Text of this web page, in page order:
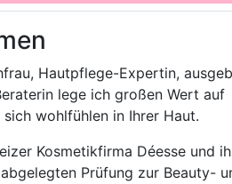
Hautpflege-Expertin,
lege ich großen Wert auf
wohlfühlen in Ihrer Haut.
Kosmetikfirma Déesse und
Prüfung zur Beauty-